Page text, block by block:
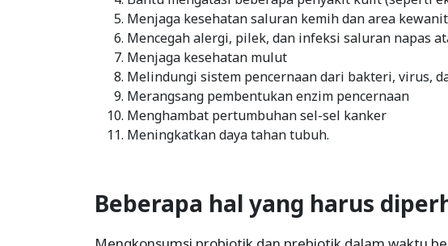
Menjaga kesehatan saluran kemih dan area
Mencegah alergi, pilek, dan infeksi saluran napas
Menjaga kesehatan mulut
Melindungi sistem pencernaan dari bakteri, virus,
Merangsang pembentukan enzim pencernaan
Menghambat pertumbuhan sel-sel kanker
Meningkatkan daya tahan tubuh.
Beberapa hal yang harus